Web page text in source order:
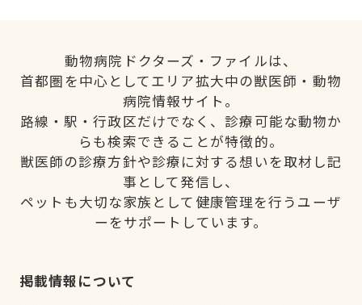
動物病院ドクターズ・ファイルは、
首都圏を中心としてエリア拡大中の獣医師・動物
病院情報サイト。
路線・駅・行政区だけでなく、診療可能な動物か
らも検索できることが特徴的。
獣医師の診療方針や診療に対する想いを取材し記
事として発信し、
ペットも大切な家族として健康管理を行うユーザ
ーをサポートしています。
掲載情報について